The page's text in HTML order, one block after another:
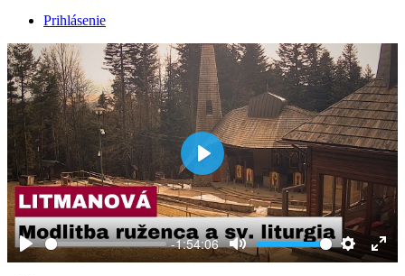
Prihlásenie
Play
-1:54:06
Mute Settings
Play